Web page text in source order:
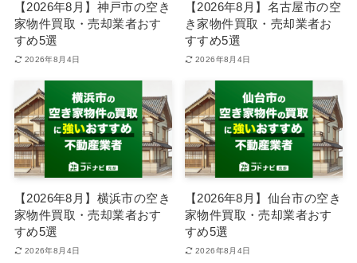
【2026年8月】神戸市の空き
家物件買取・売却業者おす
すめ5選
2026年8月4日
【2026年8月】名古屋市の空
き家物件買取・売却業者お
すすめ5選
2026年8月4日
【2026年8月】横浜市の空き
家物件買取・売却業者おす
すめ5選
2026年8月4日
【2026年8月】仙台市の空き
家物件買取・売却業者おす
すめ5選
2026年8月4日